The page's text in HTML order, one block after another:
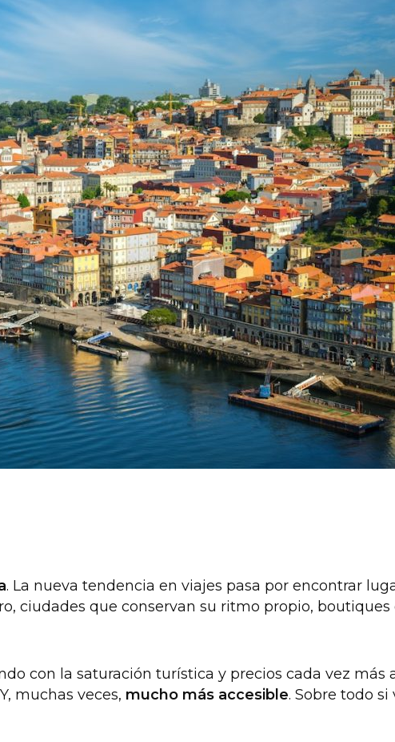
. La nueva tendencia en viajes pasa por encontrar
ciudades que conservan su ritmo propio,
con la saturación turística y precios cada vez más
muchas veces, mucho más accesible. Sobre todo si